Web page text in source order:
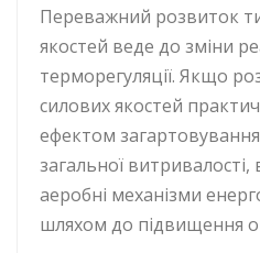
Переважний розвиток
якостей веде до зміни
терморегуляції. Якщо
силових якостей
ефектом
загальної витривалості,
аеробні механізми
шляхом до підвищення